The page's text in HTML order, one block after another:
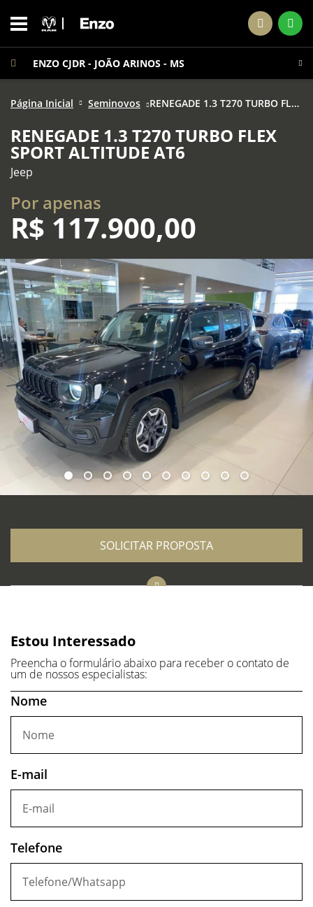
ENZO CJDR - JOÃO ARINOS - MS
Página Inicial Seminovos RENEGADE 1.3 T270 TURBO FLEX SPORT ALTITUDE AT6
RENEGADE 1.3 T270 TURBO FLEX
SPORT ALTITUDE AT6
Jeep
Por apenas
R$ 117.900,00
SOLICITAR PROPOSTA
Estou Interessado
Preencha o formulário abaixo para receber o contato de
um de nossos especialistas:
Nome
E-mail
Telefone